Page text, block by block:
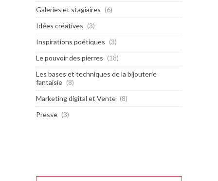
Galeries et stagiaires (6)
Idées créatives (3)
Inspirations poétiques (3)
Le pouvoir des pierres (18)
Les bases et techniques de la bijouterie
fantaisie (8)
Marketing digital et Vente (8)
Presse (3)